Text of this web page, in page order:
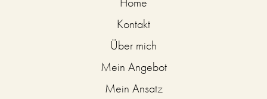
Kontakt
Über mich
Mein Angebot
Mein Ansatz